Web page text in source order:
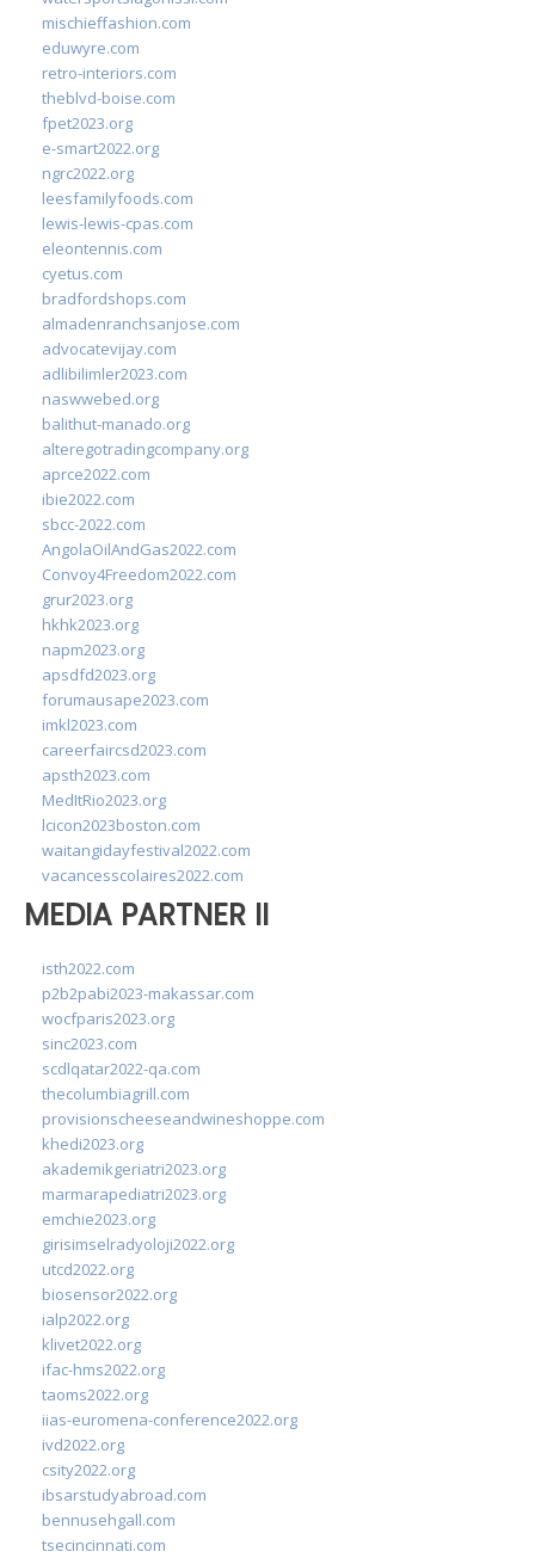
mischieffashion.com
eduwyre.com
retro-interiors.com
theblvd-boise.com
fpet2023.org
e-smart2022.org
ngrc2022.org
leesfamilyfoods.com
lewis-lewis-cpas.com
eleontennis.com
cyetus.com
bradfordshops.com
almadenranchsanjose.com
advocatevijay.com
adlibilimler2023.com
naswwebed.org
balithut-manado.org
alteregotradingcompany.org
aprce2022.com
ibie2022.com
sbcc-2022.com
AngolaOilAndGas2022.com
Convoy4Freedom2022.com
grur2023.org
hkhk2023.org
napm2023.org
apsdfd2023.org
forumausape2023.com
imkl2023.com
careerfaircsd2023.com
apsth2023.com
MedItRio2023.org
lcicon2023boston.com
waitangidayfestival2022.com
vacancesscolaires2022.com
MEDIA PARTNER II
isth2022.com
p2b2pabi2023-makassar.com
wocfparis2023.org
sinc2023.com
scdlqatar2022-qa.com
thecolumbiagrill.com
provisionscheeseandwineshoppe.com
khedi2023.org
akademikgeriatri2023.org
marmarapediatri2023.org
emchie2023.org
girisimselradyoloji2022.org
utcd2022.org
biosensor2022.org
ialp2022.org
klivet2022.org
ifac-hms2022.org
taoms2022.org
iias-euromena-conference2022.org
ivd2022.org
csity2022.org
ibsarstudyabroad.com
bennusehgall.com
tsecincinnati.com